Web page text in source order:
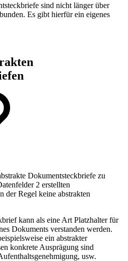
sind nicht länger über
Es gibt hierfür ein eigenes
Dokumentsteckbriefe zu
2 erstellten
der Regel keine abstrakten
kann als eine Art Platzhalter für
Dokuments verstanden werden.
ein abstrakter
konkrete Ausprägung sind
usw.